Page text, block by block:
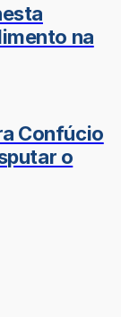
na
Confúcio
o